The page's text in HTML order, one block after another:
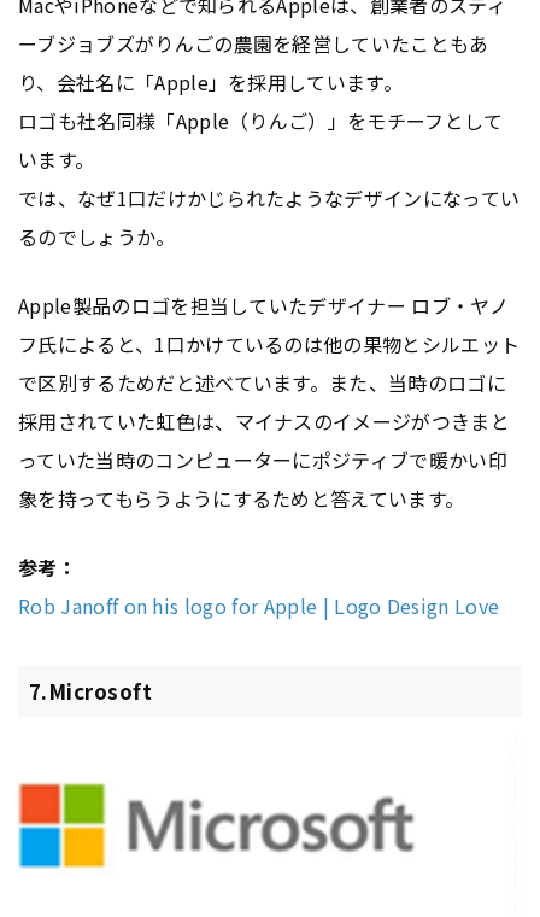
ーブジョブズがりんごの農園を経営していたこともあ
り、会社名に「Apple」を採用しています。
ロゴも社名同様「Apple（りんご）」をモチーフとして
います。
では、なぜ1口だけかじられたようなデザインになってい
るのでしょうか。
Apple製品のロゴを担当していたデザイナー ロブ・ヤノ
フ氏によると、1口かけているのは他の果物とシルエット
で区別するためだと述べています。また、当時のロゴに
採用されていた虹色は、マイナスのイメージがつきまと
っていた当時のコンピューターにポジティブで暖かい印
象を持ってもらうようにするためと答えています。
参考：
Rob Janoff on his logo for Apple | Logo Design Love
7.Microsoft